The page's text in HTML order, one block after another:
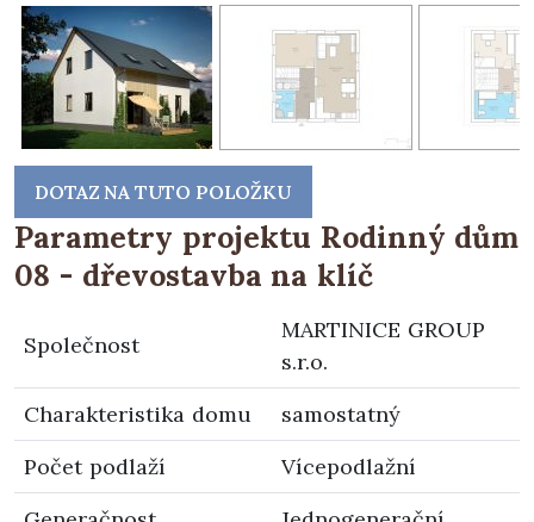
DOTAZ NA TUTO POLOŽKU
Parametry projektu Rodinný dům
08 - dřevostavba na klíč
Společnost
MARTINICE GROUP
s.r.o.
Charakteristika domu
samostatný
Počet podlaží
Vícepodlažní